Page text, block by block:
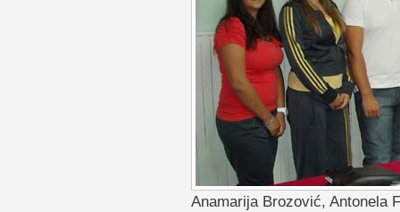
Anamarija Brozović, Antonela